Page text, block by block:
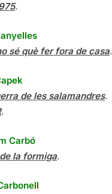
.
sé què fer fora de casa.
de les salamandres.
.
Carbó
la formiga.